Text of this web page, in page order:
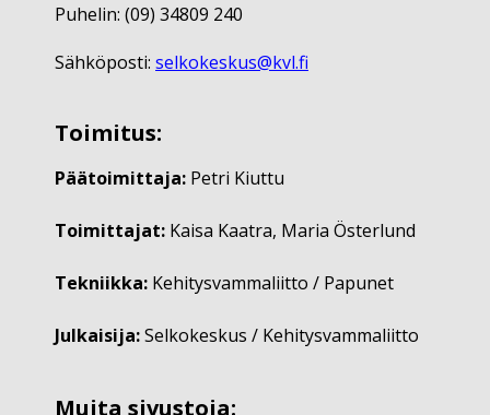
Puhelin: (09) 34809 240
Sähköposti: selkokeskus@kvl.fi
Toimitus:
Päätoimittaja: Petri Kiuttu
Toimittajat: Kaisa Kaatra, Maria Österlund
Tekniikka: Kehitysvammaliitto / Papunet
Julkaisija:Selkokeskus / Kehitysvammaliitto
Muita sivustoja: